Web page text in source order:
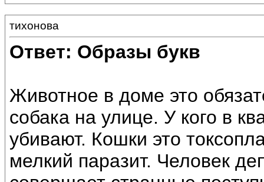
тихонова
Ответ: Образы букв
Животное в доме это
собака на улице. У кого в
убивают. Кошки это
мелкий паразит. Человек